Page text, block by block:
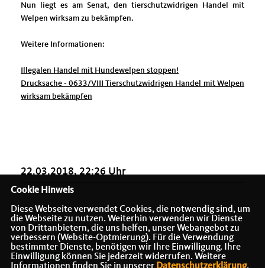
Nun liegt es am Senat, den tierschutzwidrigen Handel mit
Welpen wirksam zu bekämpfen.
Weitere Informationen:
Illegalen Handel mit Hundewelpen stoppen!
Drucksache - 0633/VIII Tierschutzwidrigen Handel mit Welpen
wirksam bekämpfen
22.03.2018, 22:26 Uhr
Cookie Hinweis
Diese Webseite verwendet Cookies, die notwendig sind, um
die Webseite zu nutzen. Weiterhin verwenden wir Dienste
von Drittanbietern, die uns helfen, unser Webangebot zu
verbessern (Website-Optmierung). Für die Verwendung
bestimmter Dienste, benötigen wir Ihre Einwilligung. Ihre
Einwilligung können Sie jederzeit widerrufen. Weitere